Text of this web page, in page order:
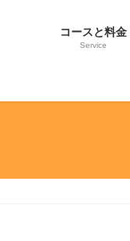
コースと料金
Service